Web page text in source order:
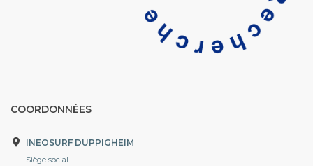
COORDONNÉES
INEOSURF DUPPIGHEIM
Siège social